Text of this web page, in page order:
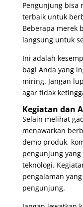
Pengunjung bisa
terbaik untuk
Beberapa merek
langsung untuk
Ini adalah
bagi Anda yang
miring. Jangan
agar tidak
Kegiatan dan
Selain melihat
menawarkan
demo produk,
pengunjung
teknologi.
pengalaman
pengunjung.